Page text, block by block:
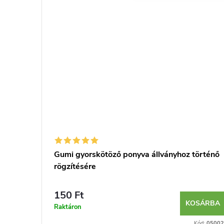
Gumi gyorskötöző ponyva állványhoz történő
rögzítésére
150 Ft
Raktáron KOSÁRBA